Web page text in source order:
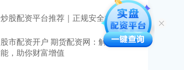
​炒股配资平台推荐｜正规安全杠杆交易
​股市配资开户 期货配资网：解锁交易潜
能，助你财富增值